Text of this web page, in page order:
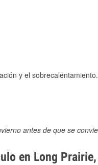
y el sobrecalentamiento.
antes de que se
en Long